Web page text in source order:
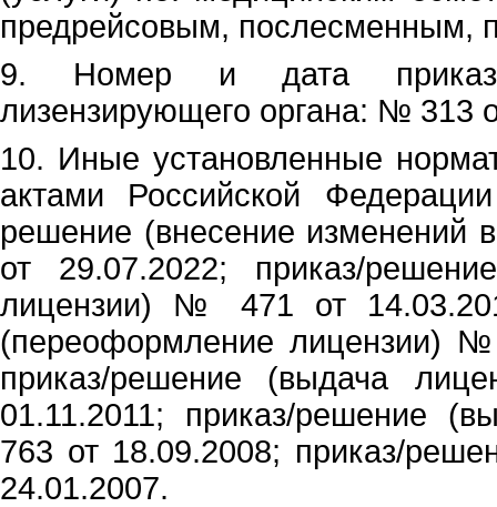
предрейсовым, послесменным,
9. Номер и дата приказа
лизензирующего органа: № 313
10. Иные установленные
актами Российской
решение (внесение
от 29.07.2022; приказ/
лицензии) № 471 от
(переоформление лицензии)
приказ/решение (выдача
01.11.2011; приказ/решение
763 от 18.09.2008; приказ/
24.01.2007.